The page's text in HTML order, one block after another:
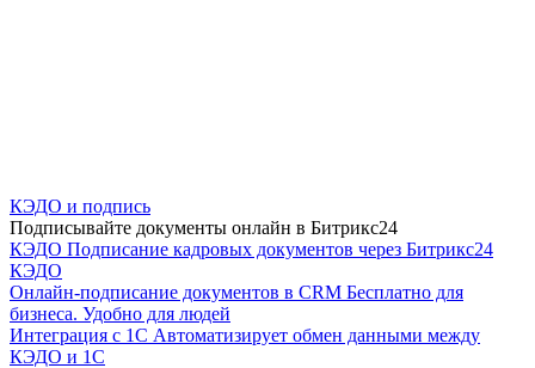
КЭДО и подпись
Подписывайте документы онлайн в Битрикс24
КЭДО Подписание кадровых документов через Битрикс24
КЭДО
Онлайн-подписание документов в CRM Бесплатно для
бизнеса. Удобно для людей
Интеграция с 1С Автоматизирует обмен данными между
КЭДО и 1С